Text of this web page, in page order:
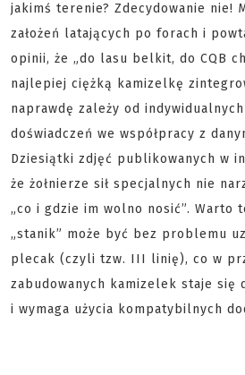
jakimś terenie? Zdecydowanie nie!
założeń latających po forach i
opinii, że „do lasu belkit, do CQB
najlepiej ciężką kamizelkę
naprawdę zależy od
doświadczeń we współpracy z
Dziesiątki zdjęć publikowanych w
że żołnierze sił specjalnych nie
„co i gdzie im wolno nosić”. Warto
„stanik” może być bez problemu
plecak (czyli tzw. III linię), co w
zabudowanych kamizelek staje się
i wymaga użycia kompatybilnych